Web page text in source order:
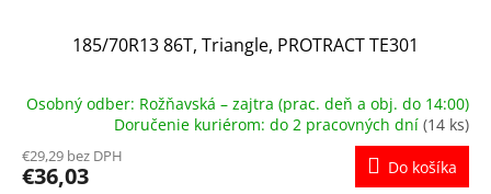
185/70R13 86T, Triangle, PROTRACT TE301
Osobný odber: Rožňavská – zajtra (prac. deň a obj. do 14:00)
Doručenie kuriérom: do 2 pracovných dní (14 ks)
€29,29 bez DPH
€36,03 Do košíka